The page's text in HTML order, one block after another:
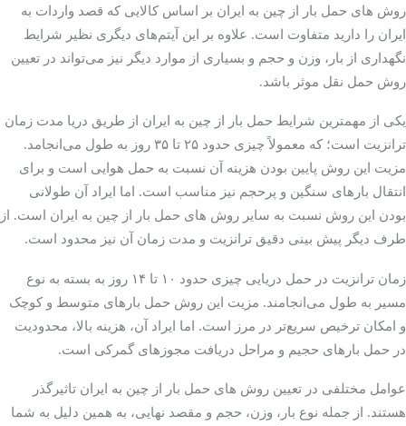
روش ‌های حمل بار از چین به ایران بر اساس کالایی که قصد واردات به
ایران را دارید متفاوت است. علاوه بر این آیتم‌های دیگری نظیر شرایط
نگهداری از بار، وزن و حجم و بسیاری از موارد دیگر نیز می‌تواند در تعیین
روش حمل نقل موثر باشد.
یکی از مهمترین شرایط حمل بار از چین به ایران از طریق دریا مدت زمان
ترانزیت است؛ که معمولاً چیزی حدود ۲۵ تا ۳۵ روز به طول می‌انجامد.
مزیت این روش پایین بودن هزینه آن نسبت به حمل هوایی است و برای
انتقال بارهای سنگین و پرحجم نیز مناسب است. اما ایراد آن طولانی
بودن این روش نسبت به سایر روش ‌های حمل بار از چین به ایران است. از
طرف دیگر پیش بینی دقیق ترانزیت و مدت زمان آن نیز محدود است.
زمان ترانزیت در حمل دریایی چیزی حدود ۱۰ تا ۱۴ روز به بسته به نوع
مسیر به طول می‌انجامند. مزیت این روش حمل بارهای متوسط و کوچک
و امکان ترخیص سریع‌تر در مرز است. اما ایراد آن، هزینه بالا، محدودیت
در حمل بارهای حجیم و مراحل دریافت مجوزهای گمرکی است.
عوامل مختلفی در تعیین روش ‌های حمل بار از چین به ایران تاثیرگذر
هستند. از جمله نوع بار، وزن، حجم و مقصد نهایی، به همین دلیل به شما